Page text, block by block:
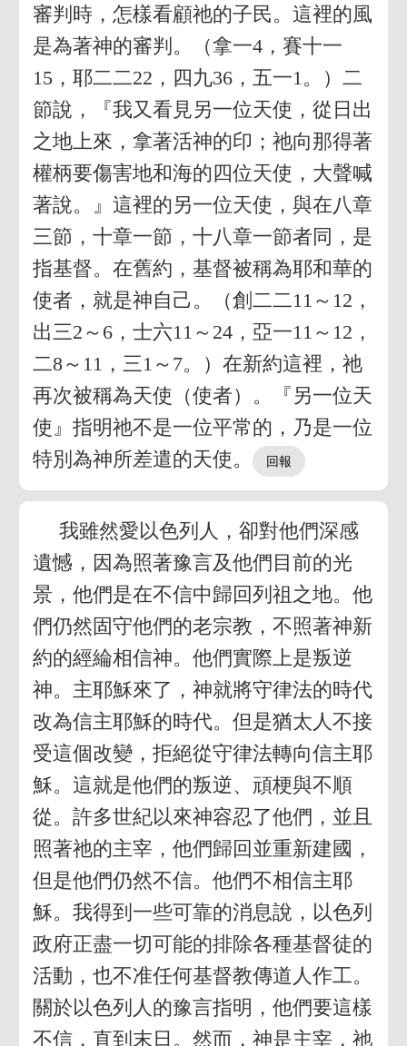
審判時，怎樣看顧祂的子民。這裡的風
是為著神的審判。（拿一4，賽十一
15，耶二二22，四九36，五一1。）二
節說，『我又看見另一位天使，從日出
之地上來，拿著活神的印；祂向那得著
權柄要傷害地和海的四位天使，大聲喊
著說。』這裡的另一位天使，與在八章
三節，十章一節，十八章一節者同，是
指基督。在舊約，基督被稱為耶和華的
使者，就是神自己。（創二二11～12，
出三2～6，士六11～24，亞一11～12，
二8～11，三1～7。）在新約這裡，祂
再次被稱為天使（使者）。『另一位天
使』指明祂不是一位平常的，乃是一位
特別為神所差遣的天使。
我雖然愛以色列人，卻對他們深感
遺憾，因為照著豫言及他們目前的光
景，他們是在不信中歸回列祖之地。他
們仍然固守他們的老宗教，不照著神新
約的經綸相信神。他們實際上是叛逆
神。主耶穌來了，神就將守律法的時代
改為信主耶穌的時代。但是猶太人不接
受這個改變，拒絕從守律法轉向信主耶
穌。這就是他們的叛逆、頑梗與不順
從。許多世紀以來神容忍了他們，並且
照著祂的主宰，他們歸回並重新建國，
但是他們仍然不信。他們不相信主耶
穌。我得到一些可靠的消息說，以色列
政府正盡一切可能的排除各種基督徒的
活動，也不准任何基督教傳道人作工。
關於以色列人的豫言指明，他們要這樣
不信，直到末日。然而，神是主宰，祂